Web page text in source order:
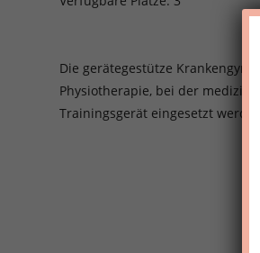
Die gerätegestütze
Physiotherapie, bei der
Trainingsgerät eingesetzt